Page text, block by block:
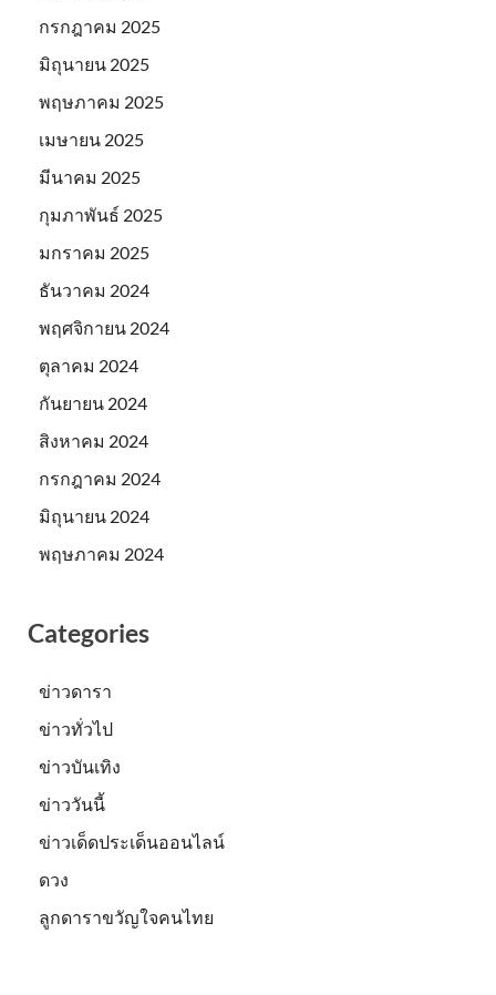
กรกฎาคม 2025
มิถุนายน 2025
พฤษภาคม 2025
เมษายน 2025
มีนาคม 2025
กุมภาพันธ์ 2025
มกราคม 2025
ธันวาคม 2024
พฤศจิกายน 2024
ตุลาคม 2024
กันยายน 2024
สิงหาคม 2024
กรกฎาคม 2024
มิถุนายน 2024
พฤษภาคม 2024
Categories
ข่าวดารา
ข่าวทั่วไป
ข่าวบันเทิง
ข่าววันนี้
ข่าวเด็ดประเด็นออนไลน์
ดวง
ลูกดาราขวัญใจคนไทย